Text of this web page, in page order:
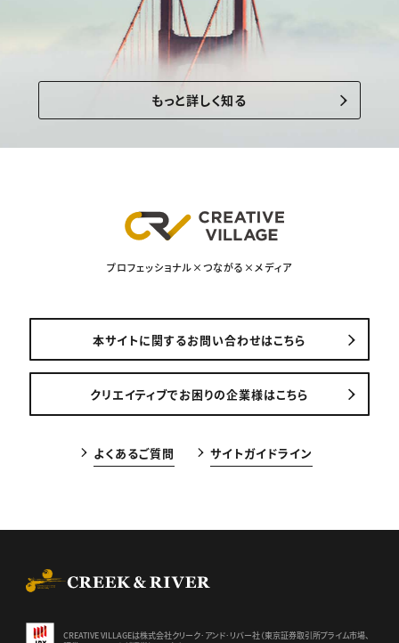
もっと詳しく知る
プロフェッショナル×つながる×メディア
本サイトに関するお問い合わせはこちら
クリエイティブでお困りの企業様はこちら
よくあるご質問 サイトガイドライン
CREATIVE VILLAGEは株式会社クリーク･アンド･リバー社（東京証券取引所プライム市場、